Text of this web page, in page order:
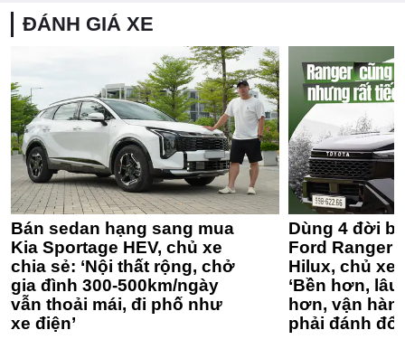
ĐÁNH GIÁ XE
Bán sedan hạng sang mua
Kia Sportage HEV, chủ xe
chia sẻ: ‘Nội thất rộng, chở
gia đình 300-500km/ngày
vẫn thoải mái, đi phố như
xe điện’
Dùng 4 đời
Ford Ranger
Hilux, chủ xe
‘Bền hơn,
hơn, vận
phải đánh